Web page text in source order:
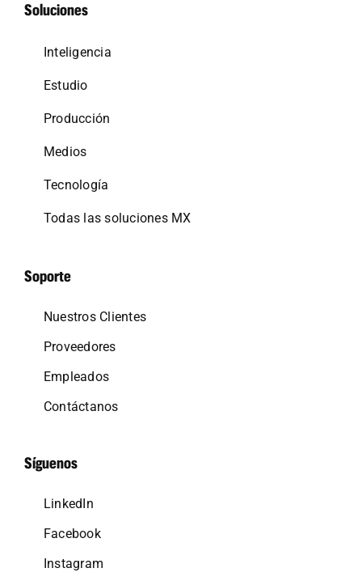
Soluciones
Inteligencia
Estudio
Producción
Medios
Tecnología
Todas las soluciones MX
Soporte
Nuestros Clientes
Proveedores
Empleados
Contáctanos
Síguenos
LinkedIn
Facebook
Instagram